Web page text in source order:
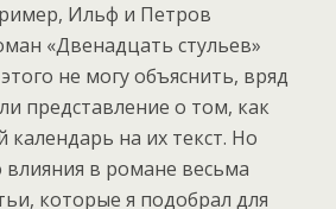
Ильф и Петров
«Двенадцать стульев»
не могу объяснить, вряд
представление о том, как
календарь на их текст. Но
влияния в романе весьма
которые я подобрал для